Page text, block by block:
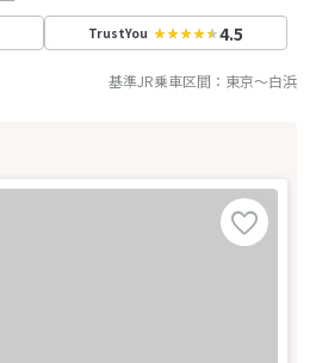
TrustYou 4.5
基準JR乗車区間： 東京～白浜